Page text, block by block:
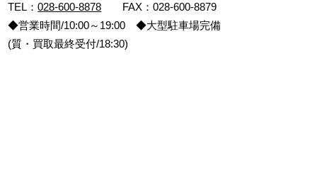
TEL：028-600-8878 FAX：028-600-8879
◆営業時間/10:00～19:00 ◆大型駐車場完備
(質・買取最終受付/18:30)